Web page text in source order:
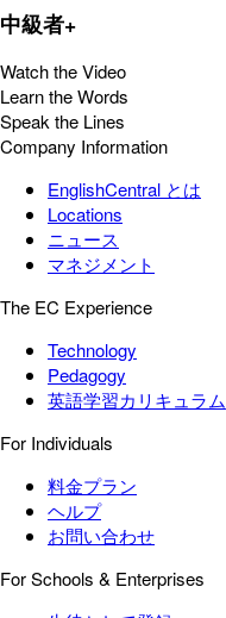
中級者+
Watch the Video
Learn the Words
Speak the Lines
Company Information
EnglishCentral とは
Locations
ニュース
マネジメント
The EC Experience
Technology
Pedagogy
英語学習カリキュラム
For Individuals
料金プラン
ヘルプ
お問い合わせ
For Schools & Enterprises